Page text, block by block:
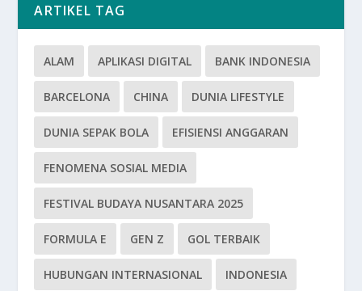
ARTIKEL TAG
ALAM APLIKASI DIGITAL BANK INDONESIA
BARCELONA CHINA DUNIA LIFESTYLE
DUNIA SEPAK BOLA EFISIENSI ANGGARAN
FENOMENA SOSIAL MEDIA
FESTIVAL BUDAYA NUSANTARA 2025
FORMULA E GEN Z GOL TERBAIK
HUBUNGAN INTERNASIONAL INDONESIA